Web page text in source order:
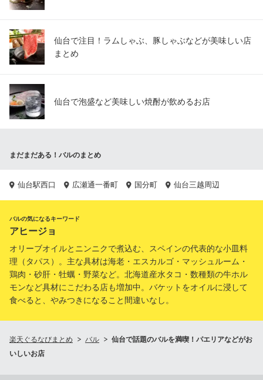
仙台で注目！ラムしゃぶ、豚しゃぶなどが美味しい店
まとめ
仙台で泡盛など美味しい焼酎が飲めるお店
まだまだある！バルのまとめ
仙台駅西口 広瀬通一番町 国分町 仙台三越周辺
バルの気になるキーワード
アヒージョ
オリーブオイルとニンニクで煮込む、スペインの代表的な小皿料
理（タパス）。主な具材は海老・エスカルゴ・マッシュルーム・
鶏肉・砂肝・牡蠣・野菜など。北海道産水タコ・数種類の牛ホル
モンなど具材にこだわる店も増加中。バケットをオイルに浸して
食べると、やみつきになること間違いなし。
楽天ぐるなびまとめ バル
仙台で話題のバルを満喫！パエリアなどがお
いしいお店